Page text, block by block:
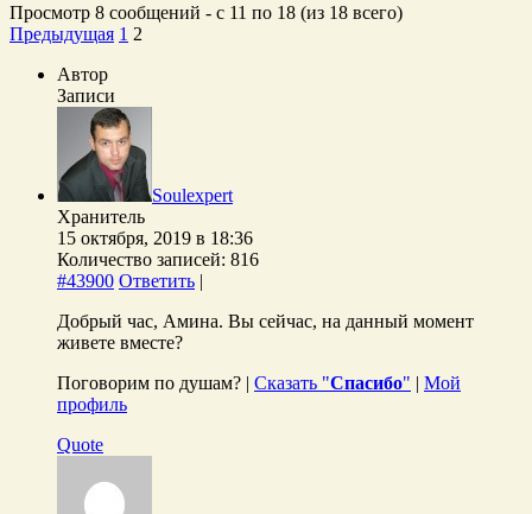
Просмотр 8 сообщений - с 11 по 18 (из 18 всего)
Предыдущая 1 2
Автор
Записи
Soulexpert
Хранитель
15 октября, 2019 в 18:36
Количество записей: 816
#43900 Ответить |
Добрый час, Амина. Вы сейчас, на данный момент
живете вместе?
Поговорим по душам? | Сказать "Спасибо" | Мой
профиль
Quote